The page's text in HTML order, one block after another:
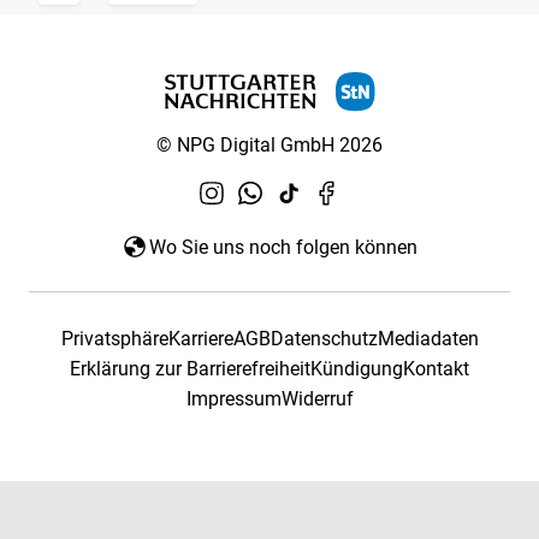
© NPG Digital GmbH 2026
Wo Sie uns noch folgen können
PrivatsphäreKarriereAGBDatenschutzMediadaten
Erklärung zur BarrierefreiheitKündigungKontakt
ImpressumWiderruf